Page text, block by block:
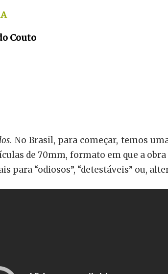
Couto
. No Brasil, para começar, temos
de 70mm, formato em que a
para “odiosos”, “detestáveis” ou,